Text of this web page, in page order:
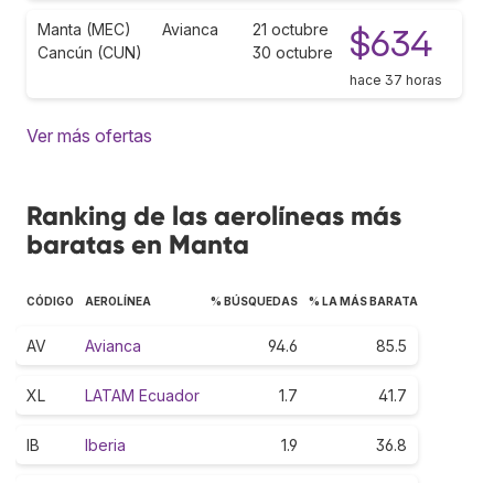
Manta (MEC)
Cancún (CUN)
Avianca
21 octubre
30 octubre
$634
hace 37 horas
Ver más ofertas
Ranking de las aerolíneas más
baratas en Manta
CÓDIGO AEROLÍNEA % BÚSQUEDAS % LA MÁS BARATA
AV Avianca 94.6 85.5
XL LATAM Ecuador 1.7 41.7
IB Iberia 1.9 36.8